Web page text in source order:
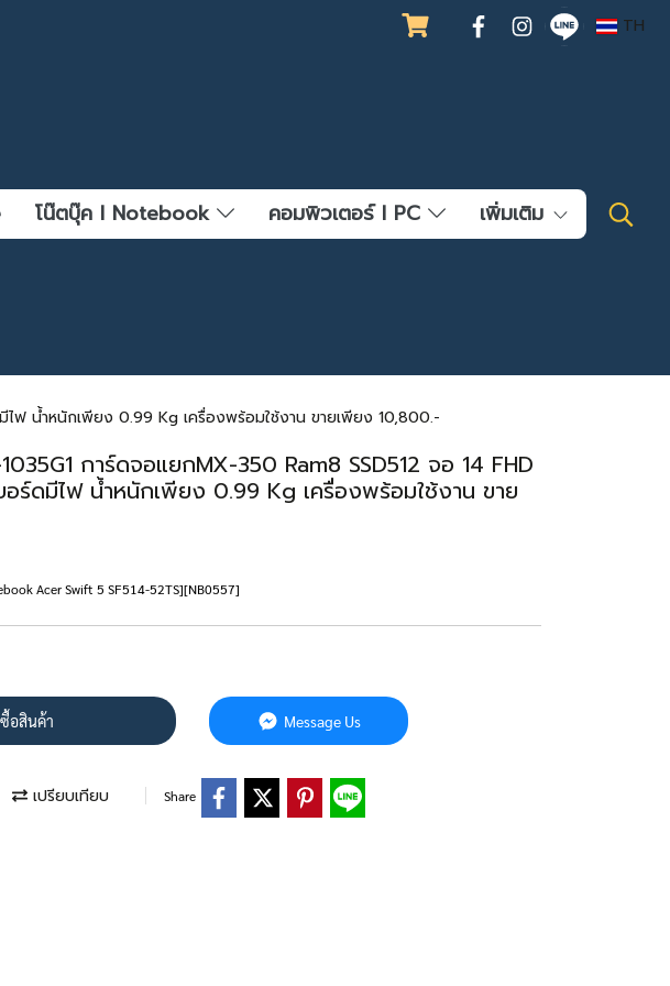
TH
โน๊ตบุ๊ค l Notebook คอมพิวเตอร์ l PC เพิ่มเติม
ฟ น้ำหนักเพียง 0.99 Kg เครื่องพร้อมใช้งาน ขายเพียง 10,800.-
การ์ดจอแยกMX-350 Ram8 SSD512 จอ 14 FHD
ร์ดมีไฟ น้ำหนักเพียง 0.99 Kg เครื่องพร้อมใช้งาน ขาย
Acer Swift 5 SF514-52TS][NB0557]
อสินค้า Message Us
เปรียบเทียบ Share